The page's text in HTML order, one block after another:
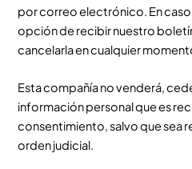
por correo electrónico. En
opción de recibir nuestro
cancelarla en cualquier
Esta compañía no venderá,
información personal que es
consentimiento, salvo que sea
orden judicial.